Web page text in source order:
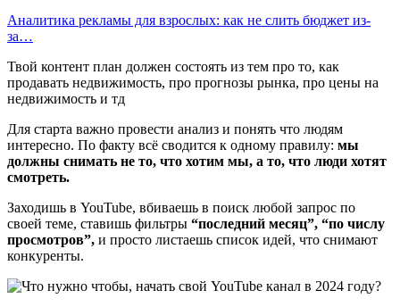
Аналитика рекламы для взрослых: как не слить бюджет из-
за…
Твой контент план должен состоять из тем про то, как
продавать недвижимость, про прогнозы рынка, про цены на
недвижимость и тд
Для старта важно провести анализ и понять что людям
интересно. По факту всё сводится к одному правилу: мы
должны снимать не то, что хотим мы, а то, что люди хотят
смотреть.
Заходишь в YouTube, вбиваешь в поиск любой запрос по
своей теме, ставишь фильтры “последний месяц”, “по числу
просмотров”, и просто листаешь список идей, что снимают
конкуренты.